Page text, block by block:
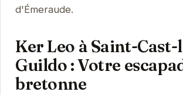
d'Émeraude.
Ker Leo à Saint-Cast-
Guildo : Votre
bretonne